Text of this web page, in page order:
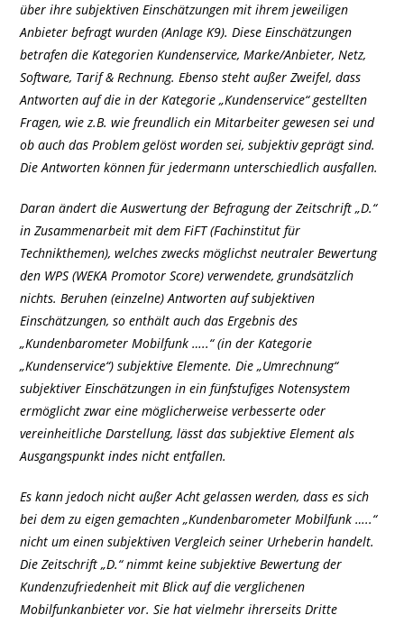
über ihre subjektiven Einschätzungen mit ihrem jeweiligen
Anbieter befragt wurden (Anlage K9). Diese Einschätzungen
betrafen die Kategorien Kundenservice, Marke/Anbieter, Netz,
Software, Tarif & Rechnung. Ebenso steht außer Zweifel, dass
Antworten auf die in der Kategorie „Kundenservice“ gestellten
Fragen, wie z.B. wie freundlich ein Mitarbeiter gewesen sei und
ob auch das Problem gelöst worden sei, subjektiv geprägt sind.
Die Antworten können für jedermann unterschiedlich ausfallen.
Daran ändert die Auswertung der Befragung der Zeitschrift „D.“
in Zusammenarbeit mit dem FiFT (Fachinstitut für
Technikthemen), welches zwecks möglichst neutraler Bewertung
den WPS (WEKA Promotor Score) verwendete, grundsätzlich
nichts. Beruhen (einzelne) Antworten auf subjektiven
Einschätzungen, so enthält auch das Ergebnis des
„Kundenbarometer Mobilfunk …..“ (in der Kategorie
„Kundenservice“) subjektive Elemente. Die „Umrechnung“
subjektiver Einschätzungen in ein fünfstufiges Notensystem
ermöglicht zwar eine möglicherweise verbesserte oder
vereinheitliche Darstellung, lässt das subjektive Element als
Ausgangspunkt indes nicht entfallen.
Es kann jedoch nicht außer Acht gelassen werden, dass es sich
bei dem zu eigen gemachten „Kundenbarometer Mobilfunk …..“
nicht um einen subjektiven Vergleich seiner Urheberin handelt.
Die Zeitschrift „D.“ nimmt keine subjektive Bewertung der
Kundenzufriedenheit mit Blick auf die verglichenen
Mobilfunkanbieter vor. Sie hat vielmehr ihrerseits Dritte